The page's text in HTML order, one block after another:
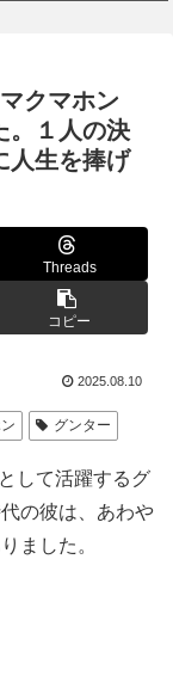
クマホン
。１人の決
人生を捧げ
Threads
コピー
2025.08.10
グンター
して活躍するグ
の彼は、あわや
ました。